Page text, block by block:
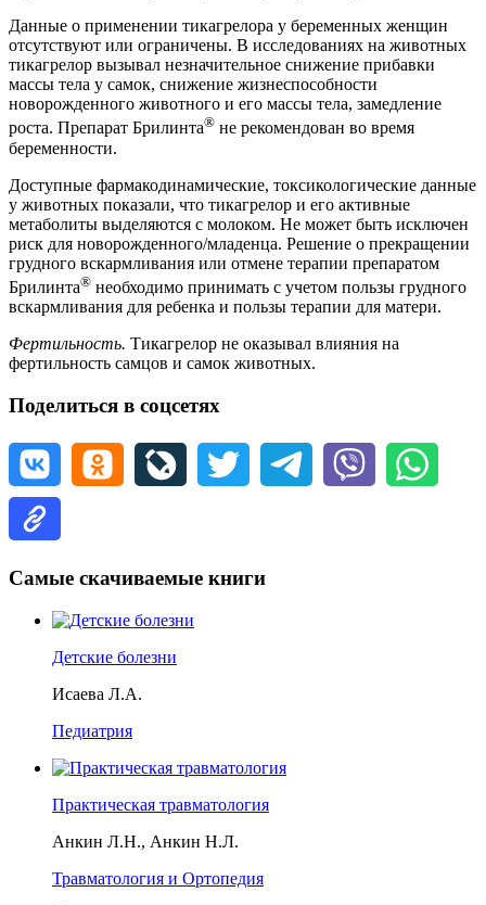
Данные о применении тикагрелора у беременных женщин
отсутствуют или ограничены. В исследованиях на животных
тикагрелор вызывал незначительное снижение прибавки
массы тела у самок, снижение жизнеспособности
новорожденного животного и его массы тела, замедление
роста. Препарат Брилинта® не рекомендован во время
беременности.
Доступные фармакодинамические, токсикологические данные
у животных показали, что тикагрелор и его активные
метаболиты выделяются с молоком. Не может быть исключен
риск для новорожденного/младенца. Решение о прекращении
грудного вскармливания или отмене терапии препаратом
Брилинта® необходимо принимать с учетом пользы грудного
вскармливания для ребенка и пользы терапии для матери.
Фертильность. Тикагрелор не оказывал влияния на
фертильность самцов и самок животных.
Поделиться в соцсетях
Самые скачиваемые книги
Детские болезни
Исаева Л.А.
Педиатрия
Практическая травматология
Анкин Л.Н., Анкин Н.Л.
Травматология и Ортопедия